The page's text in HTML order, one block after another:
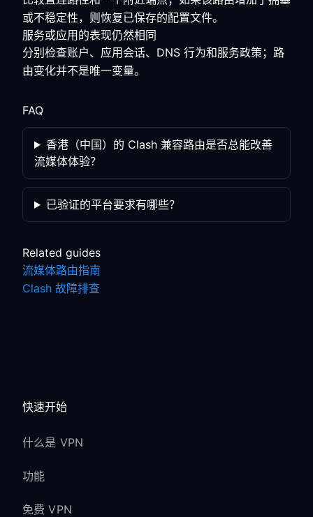
或不稳定性，则恢复已保存的配置文件。
服务或应用的表现仍然相同
分别检查账户、应用会话、DNS 行为和服务政策；路
由变化并不是唯一变量。
FAQ
香港（中国）的 Clash 兼容路由是否总能改善
流媒体体验？
已验证的平台要求有哪些？
Related guides
流媒体路由指南
Clash 故障排查
快速开始
什么是 VPN
功能
免费 VPN